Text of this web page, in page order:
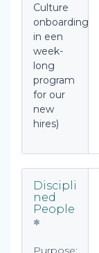
Culture
onboarding
in een
week-
long
program
for our
new
hires)
Discipli
ned
People
Purpose: